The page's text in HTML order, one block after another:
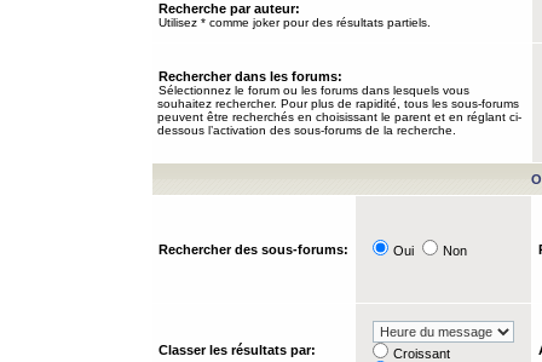
Recherche par auteur:
Utilisez * comme joker pour des résultats partiels.
Rechercher dans les forums:
Sélectionnez le forum ou les forums dans lesquels vous
souhaitez rechercher. Pour plus de rapidité, tous les sous-forums
peuvent être recherchés en choisissant le parent et en réglant ci-
dessous l’activation des sous-forums de la recherche.
Rechercher des sous-forums: Oui Non
Classer les résultats par:
Croissant